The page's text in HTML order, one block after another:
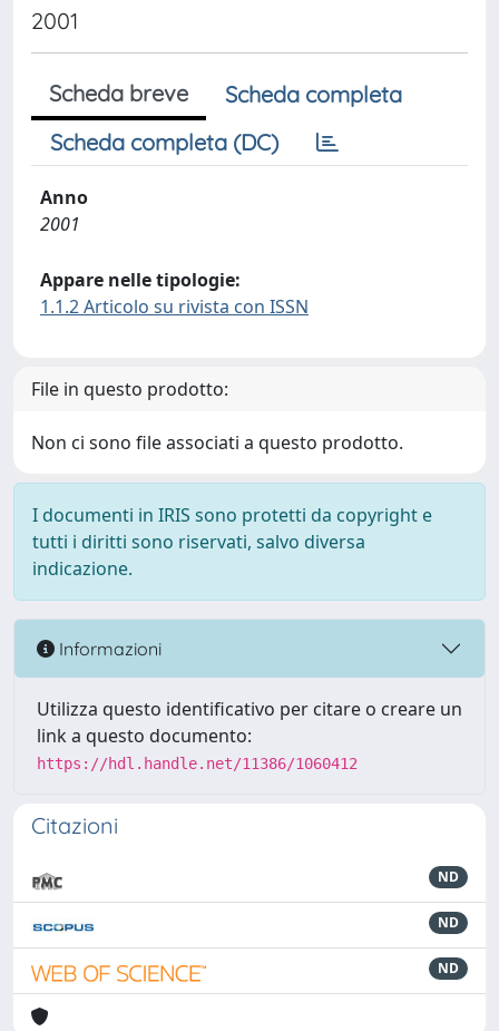
2001
Scheda breve
Scheda completa
Scheda completa (DC)
Anno
2001
Appare nelle tipologie:
1.1.2 Articolo su rivista con ISSN
File in questo prodotto:
Non ci sono file associati a questo prodotto.
I documenti in IRIS sono protetti da copyright e
tutti i diritti sono riservati, salvo diversa
indicazione.
Informazioni
Utilizza questo identificativo per citare o creare un
link a questo documento:
https://hdl.handle.net/11386/1060412
Citazioni
ND
ND
ND